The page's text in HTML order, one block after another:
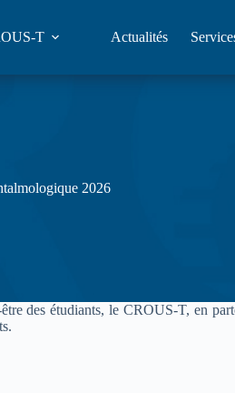
T Actualités
2026
des étudiants, le CROUS‑T, en